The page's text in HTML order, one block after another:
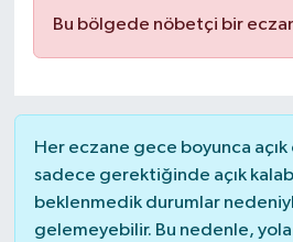
Bu bölgede nöbetçi bir
Her eczane gece boyunca açık
sadece gerektiğinde açık
beklenmedik durumlar
gelemeyebilir. Bu nedenle, yola